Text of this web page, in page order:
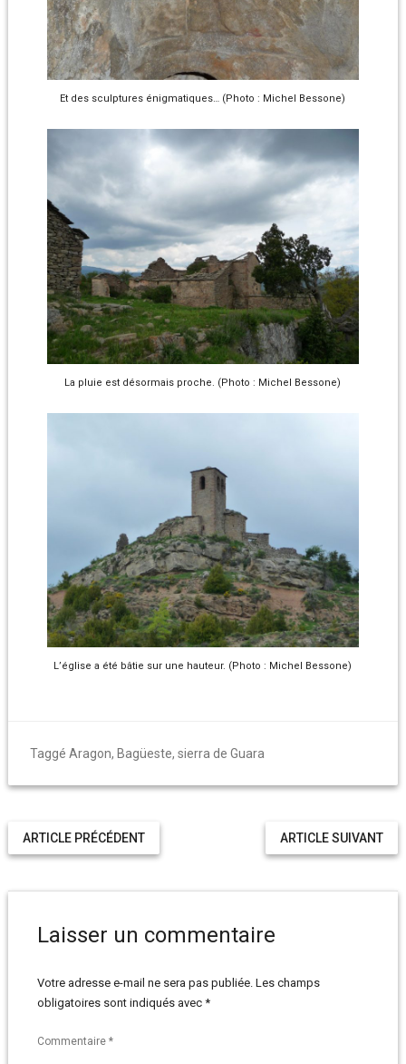
Et des sculptures énigmatiques… (Photo : Michel Bessone)
La pluie est désormais proche. (Photo : Michel Bessone)
L’église a été bâtie sur une hauteur. (Photo : Michel Bessone)
Taggé Aragon, Bagüeste, sierra de Guara
ARTICLE SUIVANT
ARTICLE PRÉCÉDENT
Laisser un commentaire
Votre adresse e-mail ne sera pas publiée. Les champs
obligatoires sont indiqués avec *
Commentaire *